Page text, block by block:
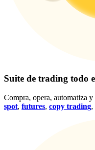
Suite de trading todo
Compra, opera, automatiza
spot, futures, copy trading,